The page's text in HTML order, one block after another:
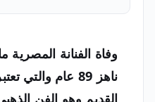
وفاة الفنانة
ناهز 89 عام
القديم وهو الفن